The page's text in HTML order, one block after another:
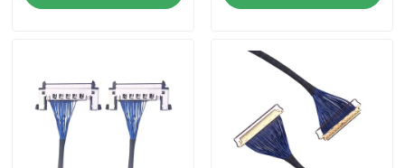
Over ons
Fabrieksreis